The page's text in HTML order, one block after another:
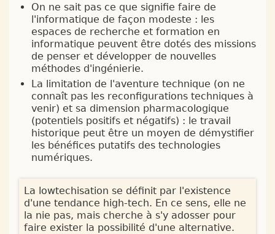
On ne sait pas ce que signifie faire de
l'informatique de façon modeste : les
espaces de recherche et formation en
informatique peuvent être dotés des missions
de penser et développer de nouvelles
méthodes d'ingénierie.
La limitation de l'aventure technique (on ne
connaît pas les reconfigurations techniques à
venir) et sa dimension pharmacologique
(potentiels positifs et négatifs) : le travail
historique peut être un moyen de démystifier
les bénéfices putatifs des technologies
numériques.
La lowtechisation se définit par l'existence
d'une tendance high-tech. En ce sens, elle ne
la nie pas, mais cherche à s'y adosser pour
faire exister la possibilité d'une alternative.